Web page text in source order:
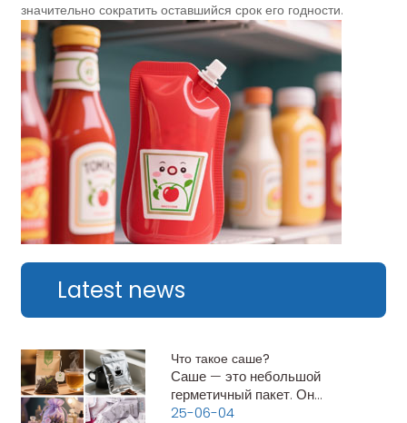
значительно сократить оставшийся срок его годности.
Latest news
Что такое саше?
Саше — это небольшой
герметичный пакет. Он
предназначен для хранения и
25-06-04